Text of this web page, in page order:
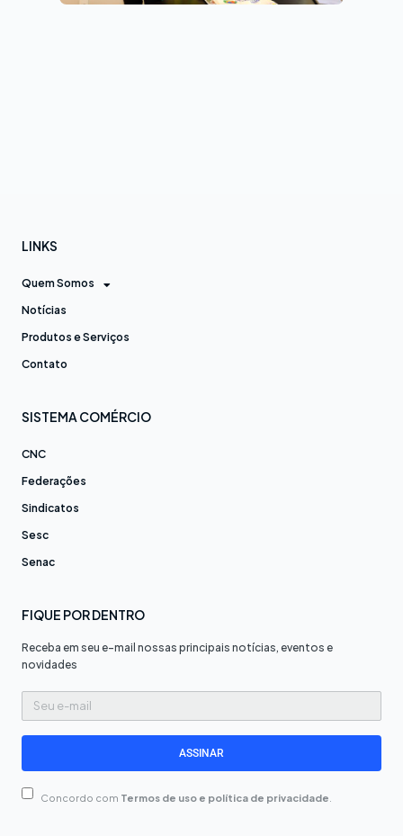
LINKS
Quem Somos
Notícias
Produtos e Serviços
Contato
SISTEMA COMÉRCIO
CNC
Federações
Sindicatos
Sesc
Senac
FIQUE POR DENTRO
Receba em seu e-mail nossas principais notícias, eventos e
novidades
Seu
e-
ASSINAR
Concordo com Termos de uso e política de privacidade